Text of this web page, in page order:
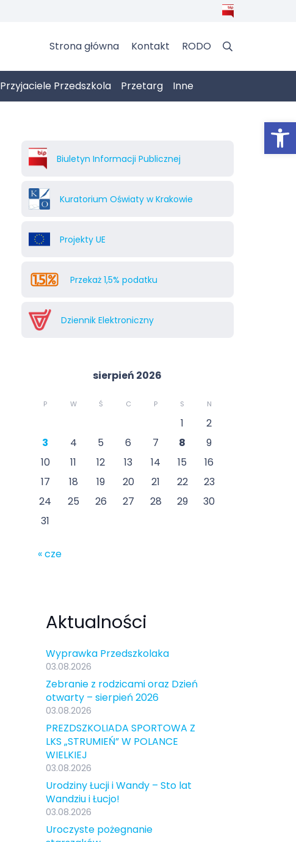
Strona główna Kontakt RODO
Przyjaciele Przedszkola Przetarg Inne
Biuletyn Informacji Publicznej
Kuratorium Oświaty w Krakowie
Projekty UE
Przekaż 1,5% podatku
Dziennik Elektroniczny
sierpień 2026
P W Ś C P S N
1
2
3
4 5 6 7 8
9
10
11 12 13 14 15
16
17
18 19 20 21 22
23
24
25 26 27 28 29
30
31
« cze
Aktualności
Wyprawka Przedszkolaka
03.08.2026
Zebranie z rodzicami oraz Dzień
otwarty – sierpień 2026
03.08.2026
PREZDSZKOLIADA SPORTOWA Z
LKS „STRUMIEŃ” W POLANCE
WIELKIEJ
03.08.2026
Urodziny Łucji i Wandy – Sto lat
Wandziu i Łucjo!
03.08.2026
Uroczyste pożegnanie